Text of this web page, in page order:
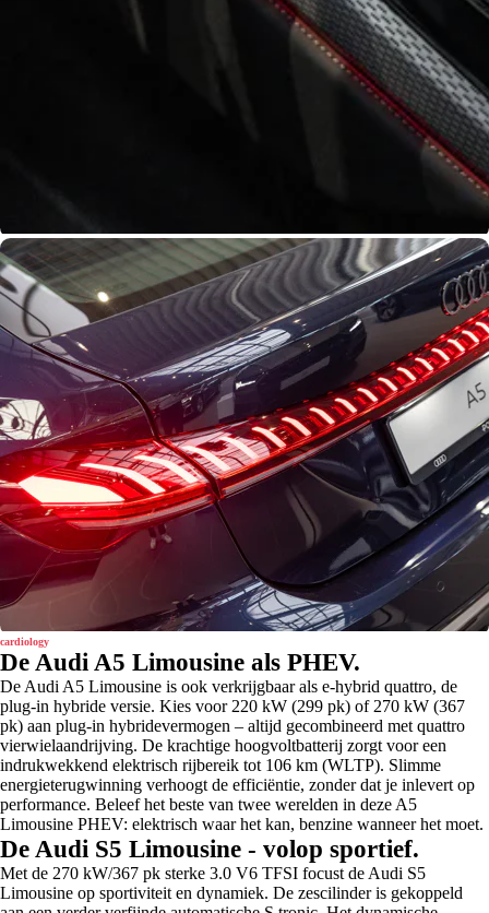
cardiology
De Audi A5 Limousine als PHEV.
De Audi A5 Limousine is ook verkrijgbaar als e-hybrid quattro, de
plug-in hybride versie. Kies voor 220 kW (299 pk) of 270 kW (367
pk) aan plug-in hybridevermogen – altijd gecombineerd met quattro
vierwielaandrijving. De krachtige hoogvoltbatterij zorgt voor een
indrukwekkend elektrisch rijbereik tot 106 km (WLTP). Slimme
energieterugwinning verhoogt de efficiëntie, zonder dat je inlevert op
performance. Beleef het beste van twee werelden in deze A5
Limousine PHEV: elektrisch waar het kan, benzine wanneer het moet.
De Audi S5 Limousine - volop sportief.
Met de 270 kW/367 pk sterke 3.0 V6 TFSI focust de Audi S5
Limousine op sportiviteit en dynamiek. De zescilinder is gekoppeld